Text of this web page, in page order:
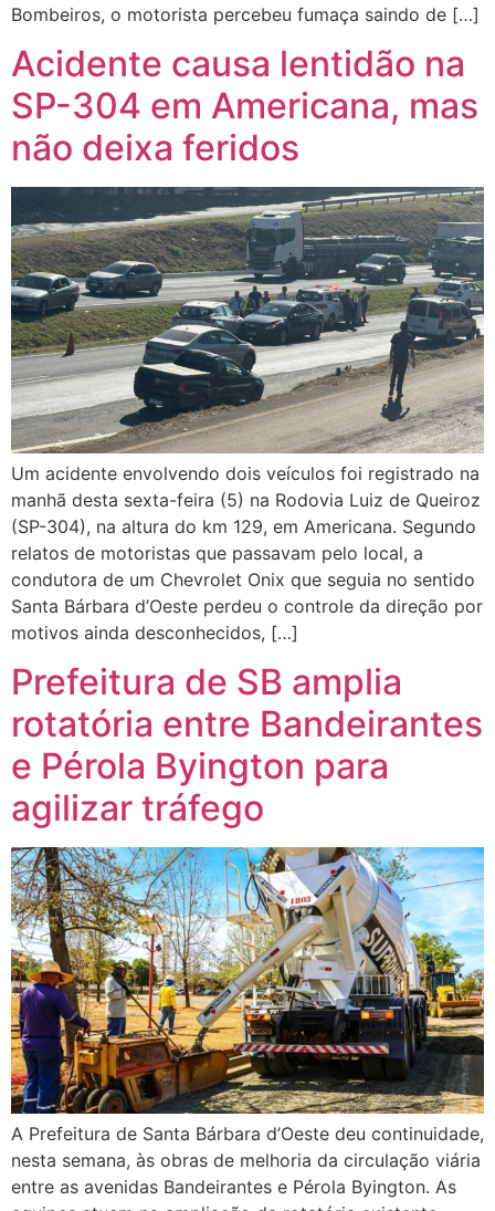
Bombeiros, o motorista percebeu fumaça saindo de […]
Acidente causa lentidão na
SP-304 em Americana, mas
não deixa feridos
Um acidente envolvendo dois veículos foi registrado na
manhã desta sexta-feira (5) na Rodovia Luiz de Queiroz
(SP-304), na altura do km 129, em Americana. Segundo
relatos de motoristas que passavam pelo local, a
condutora de um Chevrolet Onix que seguia no sentido
Santa Bárbara d’Oeste perdeu o controle da direção por
motivos ainda desconhecidos, […]
Prefeitura de SB amplia
rotatória entre Bandeirantes
e Pérola Byington para
agilizar tráfego
A Prefeitura de Santa Bárbara d’Oeste deu continuidade,
nesta semana, às obras de melhoria da circulação viária
entre as avenidas Bandeirantes e Pérola Byington. As